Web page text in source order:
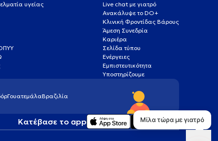
υγείας
Live chat με γιατρό
Ανακάλυψε το DO+
Κλινική Φροντίδας Βάρους
Άμεση Συνεδρία
Καριέρα
Σελίδα τύπου
Ενέργειες
Εμπιστευτικότητα
Υποστηρίζουμε
ΓουατεμάλαΒραζιλία
Κατέβασε το app